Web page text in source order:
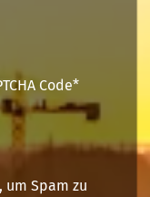
Code*
um Spam zu